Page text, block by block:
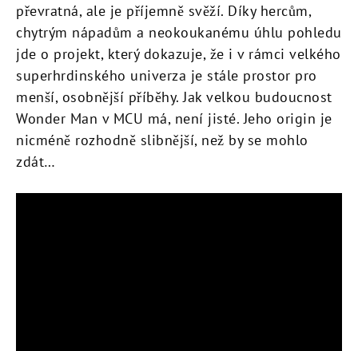
převratná, ale je příjemně svěží. Díky hercům,
chytrým nápadům a neokoukanému úhlu pohledu
jde o projekt, který dokazuje, že i v rámci velkého
superhrdinského univerza je stále prostor pro
menší, osobnější příběhy. Jak velkou budoucnost
Wonder Man v MCU má, není jisté. Jeho origin je
nicméně rozhodně slibnější, než by se mohlo
zdát…